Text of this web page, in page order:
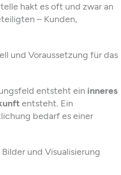
hakt es oft und zwar an
– Kunden,
und Voraussetzung für das
entsteht ein inneres
entsteht. Ein
bedarf es einer
und Visualisierung